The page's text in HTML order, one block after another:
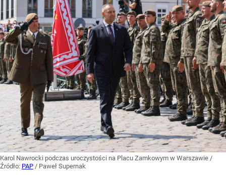
Karol Nawrocki podczas uroczystości na Placu Zamkowym w Warszawie /
Źródło: PAP / Paweł Supernak